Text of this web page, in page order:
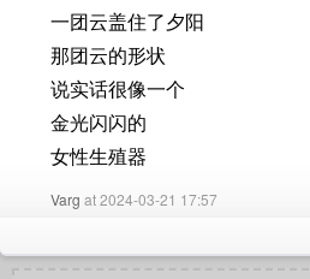
一团云盖住了夕阳
那团云的形状
说实话很像一个
金光闪闪的
女性生殖器
Varg at 2024-03-21 17:57